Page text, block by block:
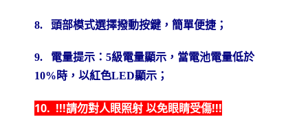
8. 頭部模式選擇撥動按鍵，簡單便捷；
9. 電量提示： 5級電量顯示，當電池電量低於
10% 時，以紅色LED顯示；
10. !!!請勿對人眼照射 以免眼睛受傷!!!